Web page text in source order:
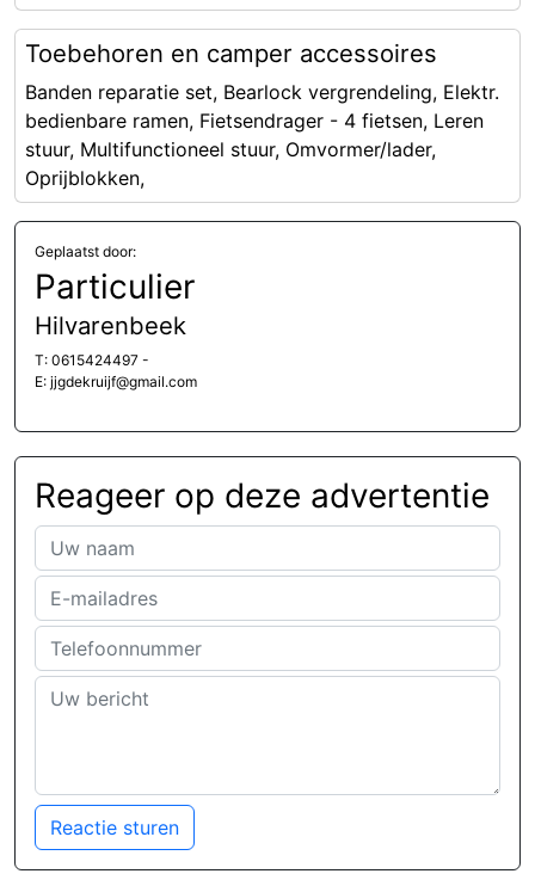
Toebehoren en camper accessoires
Banden reparatie set, Bearlock vergrendeling, Elektr.
bedienbare ramen, Fietsendrager - 4 fietsen, Leren
stuur, Multifunctioneel stuur, Omvormer/lader,
Oprijblokken,
Geplaatst door:
Particulier
Hilvarenbeek
T: 0615424497 -
E: jjgdekruijf@gmail.com
Reageer op deze advertentie
Reactie sturen